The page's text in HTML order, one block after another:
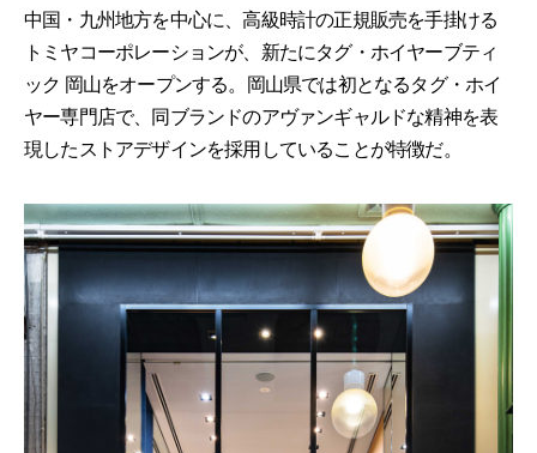
中国・九州地方を中心に、高級時計の正規販売を手掛ける
トミヤコーポレーションが、新たにタグ・ホイヤーブティ
ック 岡山をオープンする。岡山県では初となるタグ・ホイ
ヤー専門店で、同ブランドのアヴァンギャルドな精神を表
現したストアデザインを採用していることが特徴だ。